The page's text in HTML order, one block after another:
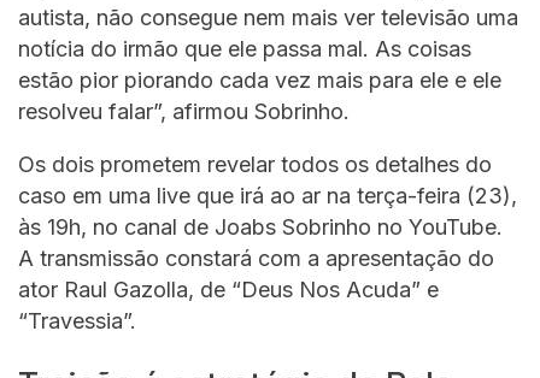
autista, não consegue nem mais ver televisão uma
notícia do irmão que ele passa mal. As coisas
estão pior piorando cada vez mais para ele e ele
resolveu falar”, afirmou Sobrinho.
Os dois prometem revelar todos os detalhes do
caso em uma live que irá ao ar na terça-feira (23),
às 19h, no canal de Joabs Sobrinho no YouTube.
A transmissão constará com a apresentação do
ator Raul Gazolla, de “Deus Nos Acuda” e
“Travessia”.